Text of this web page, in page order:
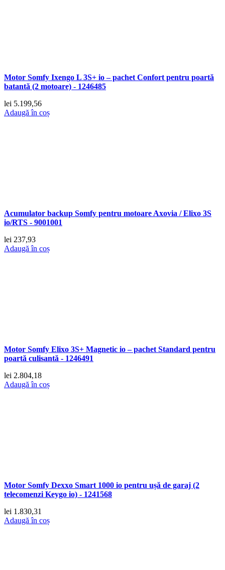
Motor Somfy Ixengo L 3S+ io – pachet Confort pentru poartă
batantă (2 motoare) - 1246485
lei 5.199,56
Adaugă în coș
Acumulator backup Somfy pentru motoare Axovia / Elixo 3S
io/RTS - 9001001
lei 237,93
Adaugă în coș
Motor Somfy Elixo 3S+ Magnetic io – pachet Standard pentru
poartă culisantă - 1246491
lei 2.804,18
Adaugă în coș
Motor Somfy Dexxo Smart 1000 io pentru ușă de garaj (2
telecomenzi Keygo io) - 1241568
lei 1.830,31
Adaugă în coș